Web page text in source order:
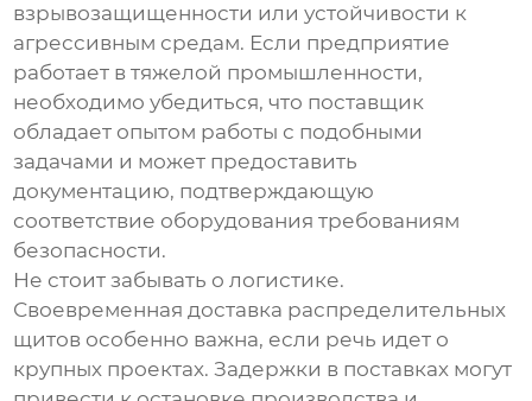
взрывозащищенности или устойчивости к
агрессивным средам. Если предприятие
работает в тяжелой промышленности,
необходимо убедиться, что поставщик
обладает опытом работы с подобными
задачами и может предоставить
документацию, подтверждающую
соответствие оборудования требованиям
безопасности.
Не стоит забывать о логистике.
Своевременная доставка распределительных
щитов особенно важна, если речь идет о
крупных проектах. Задержки в поставках могут